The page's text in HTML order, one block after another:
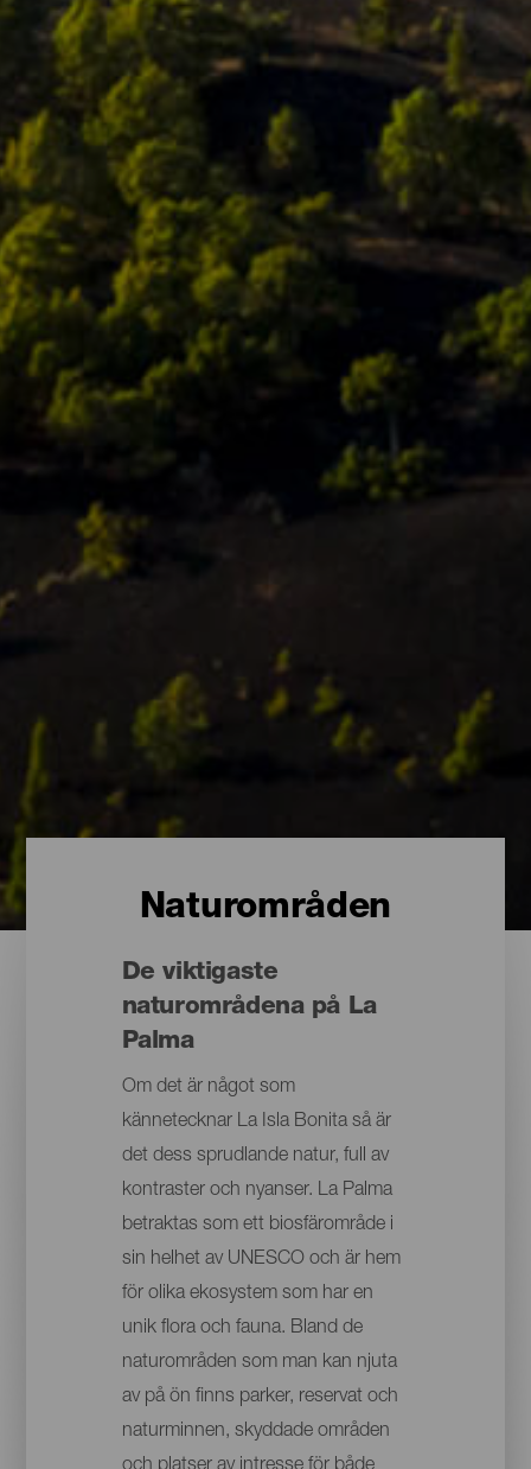
Naturområden
De viktigaste
naturområdena på La
Palma
Om det är något som
kännetecknar La Isla Bonita så är
det dess sprudlande natur, full av
kontraster och nyanser. La Palma
betraktas som ett biosfärområde i
sin helhet av UNESCO och är hem
för olika ekosystem som har en
unik flora och fauna. Bland de
naturområden som man kan njuta
av på ön finns parker, reservat och
naturminnen, skyddade områden